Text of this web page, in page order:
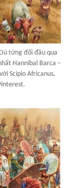
từng đối đầu qua
Hannibal Barca –
Scipio Africanus,